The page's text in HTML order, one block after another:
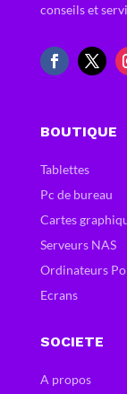
conseils et
BOUTIQUE
Tablettes
Pc de bureau
Cartes
Serveurs NAS
Ordinateurs
Ecrans
SOCIETE
A propos